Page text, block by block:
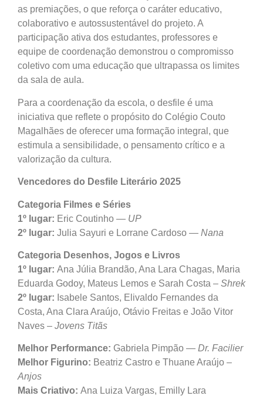
as premiações, o que reforça o caráter educativo,
colaborativo e autossustentável do projeto. A
participação ativa dos estudantes, professores e
equipe de coordenação demonstrou o compromisso
coletivo com uma educação que ultrapassa os limites
da sala de aula.
Para a coordenação da escola, o desfile é uma
iniciativa que reflete o propósito do Colégio Couto
Magalhães de oferecer uma formação integral, que
estimula a sensibilidade, o pensamento crítico e a
valorização da cultura.
Vencedores do Desfile Literário 2025
Categoria Filmes e Séries
1º lugar: Eric Coutinho — UP
2º lugar: Julia Sayuri e Lorrane Cardoso — Nana
Categoria Desenhos, Jogos e Livros
1º lugar: Ana Júlia Brandão, Ana Lara Chagas, Maria
Eduarda Godoy, Mateus Lemos e Sarah Costa – Shrek
2º lugar: Isabele Santos, Elivaldo Fernandes da
Costa, Ana Clara Araújo, Otávio Freitas e João Vitor
Naves – Jovens Titãs
Melhor Performance: Gabriela Pimpão — Dr. Facilier
Melhor Figurino: Beatriz Castro e Thuane Araújo –
Anjos
Mais Criativo: Ana Luiza Vargas, Emilly Lara